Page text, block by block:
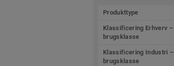
Produkttype
Klassificering Erhverv –
brugsklasse
Klassificering Industri –
brugsklasse